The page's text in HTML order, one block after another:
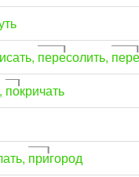
пересолить, пере
покричать
пригород